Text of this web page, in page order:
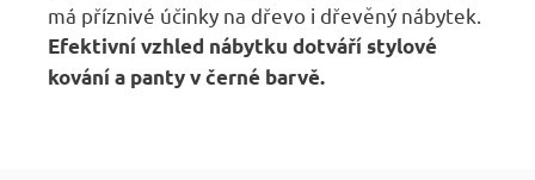
má příznivé účinky na dřevo i dřevěný nábytek.
Efektivní vzhled nábytku dotváří stylové
kování a panty v černé barvě.